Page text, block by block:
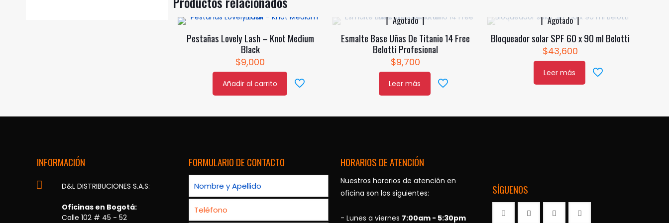
Las
opciones
pueden
página
producto
Pestañas Lovely Lash – Knot Medium
Black
$9,000
Añadir al carrito
Agotado
Esmalte Base Uñas De Titanio 14 Free
Belotti Profesional
$9,700
Leer más
Agotado
Bloqueador solar SPF 60 x 90 ml Belotti
$43,600
Leer más
INFORMACIÓN
D&L DISTRIBUCIONES S.A.S:
Oficinas en Bogotá:
Calle 102 # 45 - 52
FORMULARIO DE CONTACTO HORARIOS DE ATENCIÓN
Nuestros horarios de atención en
oficina son los siguientes:
- Lunes a viernes 7:00am - 5:30pm
SÍGUENOS